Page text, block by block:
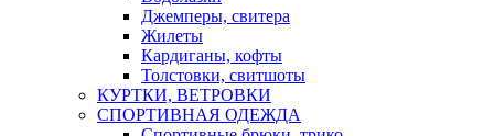
Джемперы, свитера
Жилеты
Кардиганы, кофты
Толстовки, свитшоты
КУРТКИ, ВЕТРОВКИ
СПОРТИВНАЯ ОДЕЖДА